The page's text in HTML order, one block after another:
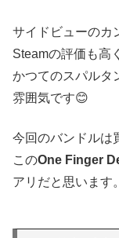
サイドビューのカ
Steamの評価も高
かつてのスパルタ
雰囲気です😊
今回のバンドルは
このOne Finger
アリだと思います。